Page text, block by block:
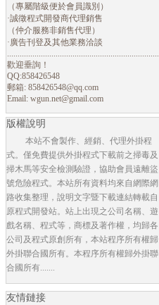
（專屬階級便於會員識別）
·誠徵程式開發商代理銷售
（仲介服務非銷售代理）
·廣告刊登及其他業務洽談
歡迎垂詢！
QQ:858426548
郵箱: 858426548@qq.com
Email: wgun.net@gmail.com
版權說明
本站不會製作、經銷、代理外掛程
式。僅免費提供外掛程式下載前之掃毒及
掃木馬等安全檢測驗證，協助會員遠離盜
號危險程式。本站所有資料均來自網際網
路收集整理，說明文字暨下載連結轉載自
原程式開發站。站上出現之公司名稱、遊
戲名稱、程式等，商標及著作權，均歸各
公司及程式原創所有，本站程序所有權歸
外掛聯合國所有。本程序所有權歸外掛聯
合國所有.......
友情鏈接